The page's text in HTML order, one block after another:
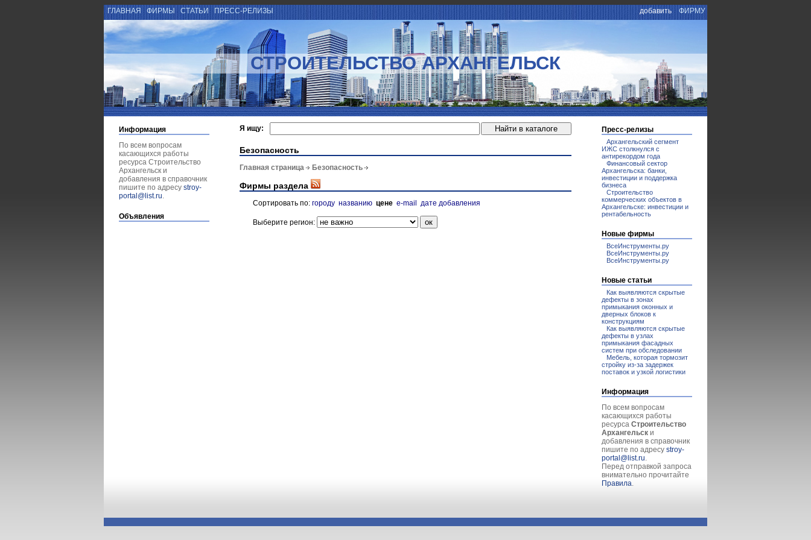
ГЛАВНАЯ ФИРМЫ СТАТЬИ ПРЕСС-РЕЛИЗЫ добавить ФИРМУ
СТРОИТЕЛЬСТВО АРХАНГЕЛЬСК
Информация
По всем вопросам
касающихся работы
ресурса Строительство
Архангельск и
добавления в справочник
пишите по адресу stroy-
portal@list.ru.
Объявления
Я ищу:
Безопасность
Главная страница Безопасность
Фирмы раздела
Сортировать по: городу названию цене e-mail дате добавления
Выберите регион:
Пресс-релизы
Архангельский сегмент
ИЖС столкнулся с
антирекордом года
Финансовый сектор
Архангельска: банки,
инвестиции и поддержка
бизнеса
Строительство
коммерческих объектов в
Архангельске: инвестиции и
рентабельность
Новые фирмы
ВсеИнструменты.ру
ВсеИнструменты.ру
ВсеИнструменты.ру
Новые статьи
Как выявляются скрытые
дефекты в зонах
примыкания оконных и
дверных блоков к
конструкциям
Как выявляются скрытые
дефекты в узлах
примыкания фасадных
систем при обследовании
Мебель, которая тормозит
стройку из-за задержек
поставок и узкой логистики
Информация
По всем вопросам
касающихся работы
ресурса Строительство
Архангельск и
добавления в справочник
пишите по адресу stroy-
portal@list.ru.
Перед отправкой запроса
внимательно прочитайте
Правила.